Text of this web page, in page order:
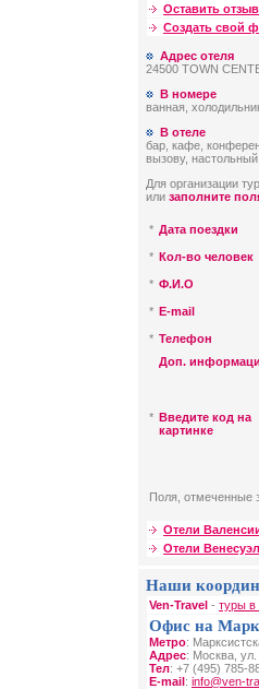
Оставить
Создать свой
Адрес отеля
24500 TOWN
В номере
ванная,
В отеле
бар, кафе,
вызову,
Для организации
или заполните
* Дата поездки
* Кол-во человек
* Ф.И.О
* E-mail
* Телефон
Доп.
* Введите код на
картинке
Поля, отмеченные
Отели
Отели
Наши
Ven-Travel - туры в
Офис на
Метро:
Адрес: Москва,
Тел: +7 (495) 785-
E-mail: info@ven-